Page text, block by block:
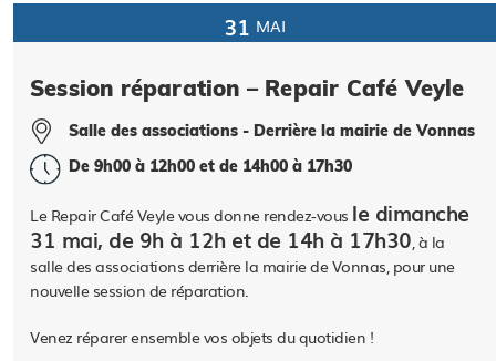
31 MAI
Session réparation – Repair Café Veyle
Salle des associations - Derrière la mairie de Vonnas
De 9h00 à 12h00 et de 14h00 à 17h30
Le Repair Café Veyle vous donne rendez-vous le dimanche
31 mai, de 9h à 12h et de 14h à 17h30, à la
salle des associations derrière la mairie de Vonnas, pour une
nouvelle session de réparation.
Venez réparer ensemble vos objets du quotidien !